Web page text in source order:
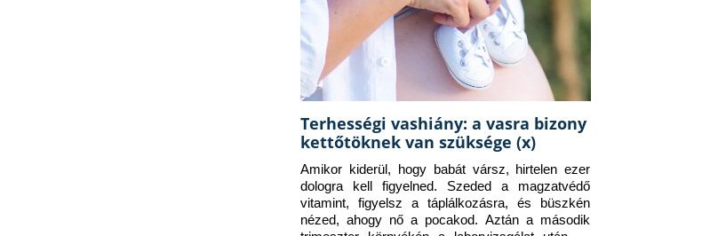
Terhességi vashiány: a vasra bizony
kettőtöknek van szüksége (x)
Amikor kiderül, hogy babát vársz, hirtelen ezer
dologra kell figyelned. Szeded a magzatvédő
vitamint, figyelsz a táplálkozásra, és büszkén
nézed, ahogy nő a pocakod. Aztán a második